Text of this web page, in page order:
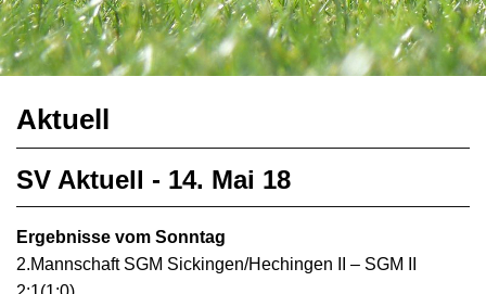
Aktuell
SV Aktuell - 14. Mai 18
Ergebnisse vom Sonntag
2.Mannschaft SGM Sickingen/Hechingen II – SGM II